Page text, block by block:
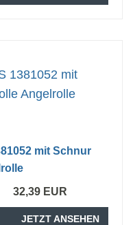
mit Schnur
32,39 EUR
JETZT ANSEHEN